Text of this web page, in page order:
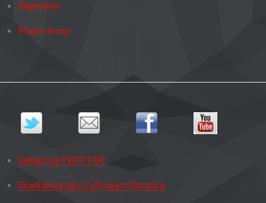
Regulamin
Mapa strony
Dołącz na TWITTER
Skontaktuj się z Cyfrowym Doradcą